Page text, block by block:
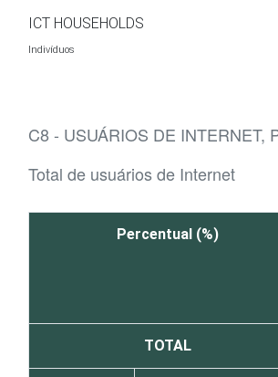
ICT HOUSEHOLDS
Indivíduos
C8 - USUÁRIOS DE INTERNET,
Total de usuários de Internet
Percentual (%)
TOTAL